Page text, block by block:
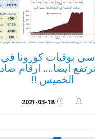
بوقيات كورونا في
ايضا.... ارقام
الخميس !!
2021-03-18